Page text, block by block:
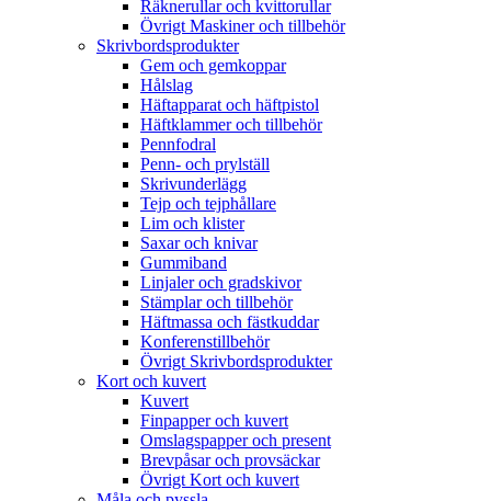
Räknerullar och kvittorullar
Övrigt Maskiner och tillbehör
Skrivbordsprodukter
Gem och gemkoppar
Hålslag
Häftapparat och häftpistol
Häftklammer och tillbehör
Pennfodral
Penn- och prylställ
Skrivunderlägg
Tejp och tejphållare
Lim och klister
Saxar och knivar
Gummiband
Linjaler och gradskivor
Stämplar och tillbehör
Häftmassa och fästkuddar
Konferenstillbehör
Övrigt Skrivbordsprodukter
Kort och kuvert
Kuvert
Finpapper och kuvert
Omslagspapper och present
Brevpåsar och provsäckar
Övrigt Kort och kuvert